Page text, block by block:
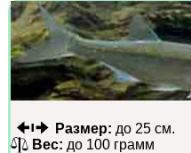
Размер: до 25 см.
Вес: до 100 грамм